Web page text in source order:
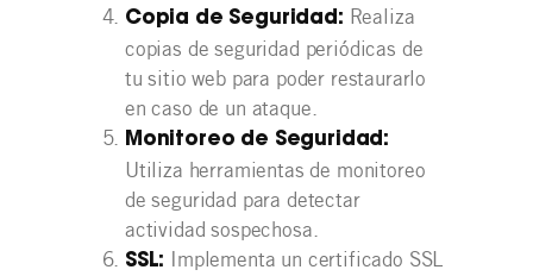
Copia de Seguridad: Realiza
copias de seguridad periódicas de
tu sitio web para poder restaurarlo
en caso de un ataque.
Monitoreo de Seguridad:
Utiliza herramientas de monitoreo
de seguridad para detectar
actividad sospechosa.
SSL: Implementa un certificado SSL